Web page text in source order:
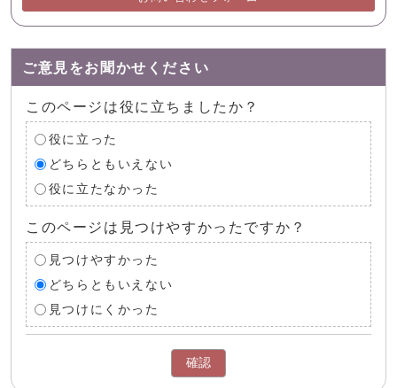
ご意見をお聞かせください
このページは役に立ちましたか？
役に立った
どちらともいえない
役に立たなかった
このページは見つけやすかったですか？
見つけやすかった
どちらともいえない
見つけにくかった
確認